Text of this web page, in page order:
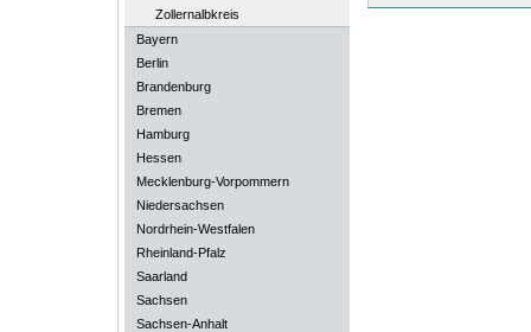
Zollernalbkreis
Bayern
Berlin
Brandenburg
Bremen
Hamburg
Hessen
Mecklenburg-Vorpommern
Niedersachsen
Nordrhein-Westfalen
Rheinland-Pfalz
Saarland
Sachsen
Sachsen-Anhalt